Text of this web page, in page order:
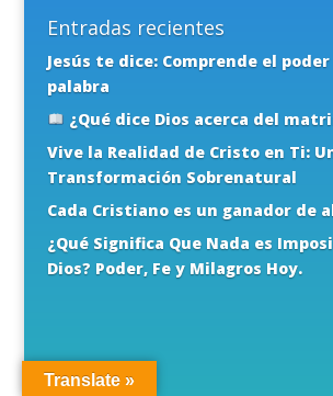
Entradas recientes
Jesús te dice: Comprende el
palabra
¿Qué dice Dios acerca del
Vive la Realidad de Cristo en Ti:
Transformación Sobrenatural
Cada Cristiano es un ganador de
¿Qué Significa Que Nada es
Dios? Poder, Fe y Milagros Hoy.
Comunidad
Translate »